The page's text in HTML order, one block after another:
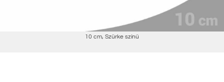
10 cm, Szürke színű